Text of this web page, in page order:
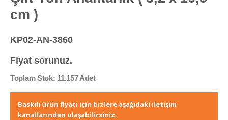
cm )
KP02-AN-3860
Fiyat sorunuz.
Toplam Stok: 11.157 Adet
Baskılı ürün fiyatı için bizlere aşağıdaki iletişim
kanallarından ulaşabilirsiniz.